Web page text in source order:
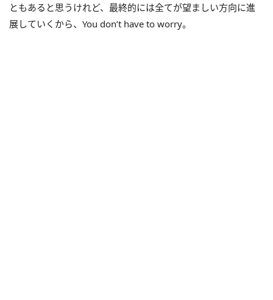
ともあると思うけれど、最終的には全てが望ましい方向に進
展していくから、 You don’t have to worry。